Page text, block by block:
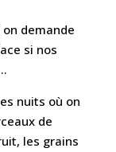
demande
si nos
nuits où on
de
les grains